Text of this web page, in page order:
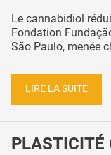
Le cannabidiol
Fondation
São Paulo, menée
LIRE LA SUITE
PLASTICITÉ